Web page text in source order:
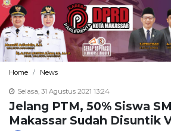
Home News
Selasa, 31 Agustus 2021 13:24
Jelang PTM, 50% Siswa
Makassar Sudah Disuntik